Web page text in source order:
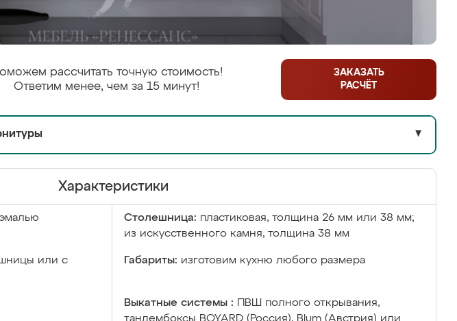
рассчитать точную стоимость!
Ответим менее, чем за 15 минут!
ЗАКАЗАТЬ
РАСЧЁТ
▼
Характеристики
Столешница: пластиковая, толщина 26 мм или 38 мм;
из искусственного камня, толщина 38 мм
или с
Габариты: изготовим кухню любого размера
Выкатные системы :
ПВШ полного открывания,